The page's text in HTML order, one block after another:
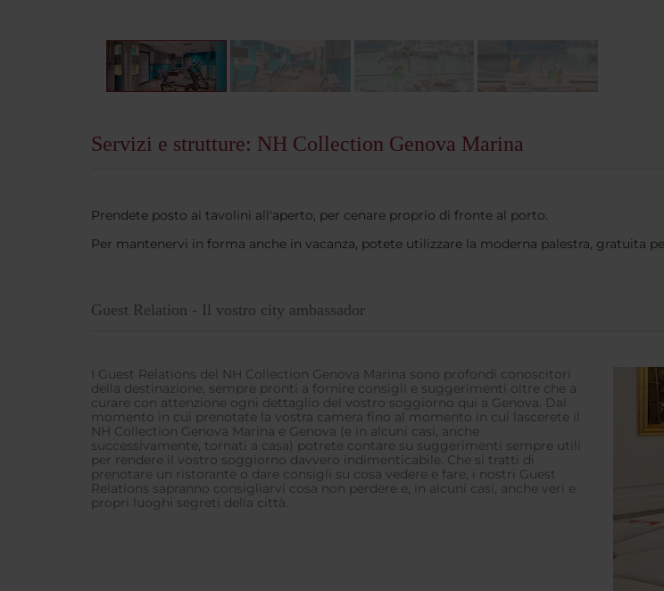
Servizi e strutture: NH Collection Genova Marina
Prendete posto ai tavolini all'aperto, per cenare proprio di fronte al porto.
Per mantenervi in forma anche in vacanza, potete utilizzare la moderna palestra, gratuita
Guest Relation - Il vostro city ambassador
I Guest Relations del NH Collection Genova Marina sono profondi conoscitori
della destinazione, sempre pronti a fornire consigli e suggerimenti oltre che a
curare con attenzione ogni dettaglio del vostro soggiorno qui a Genova. Dal
momento in cui prenotate la vostra camera fino al momento in cui lascerete il
NH Collection Genova Marina e Genova (e in alcuni casi, anche
successivamente, tornati a casa) potrete contare su suggerimenti sempre utili
per rendere il vostro soggiorno davvero indimenticabile. Che si tratti di
prenotare un ristorante o dare consigli su cosa vedere e fare, i nostri Guest
Relations sapranno consigliarvi cosa non perdere e, in alcuni casi, anche veri e
propri luoghi segreti della città.